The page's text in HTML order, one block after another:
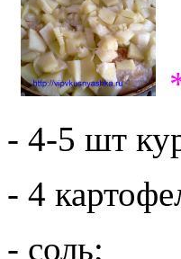
- 4-5 шт
- 4
- соль;